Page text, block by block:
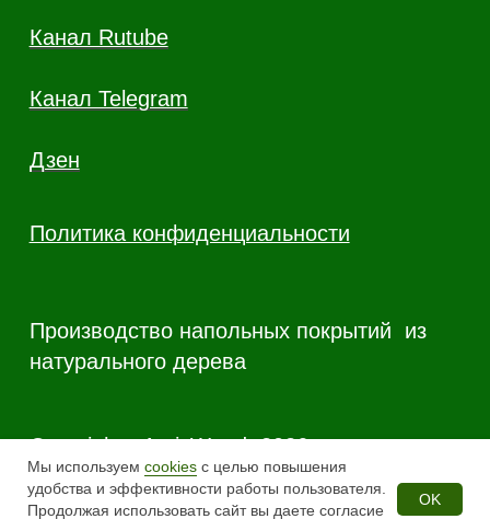
Мы используем cookies с целью повышения
удобства и эффективности работы пользователя.
Продолжая использовать сайт вы даете согласие
OK